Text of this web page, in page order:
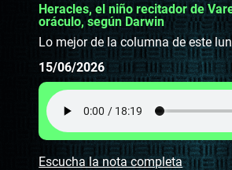
Heracles, el niño recitador de
oráculo, según Darwin
Lo mejor de la columna de este
15/06/2026
Escucha la nota completa